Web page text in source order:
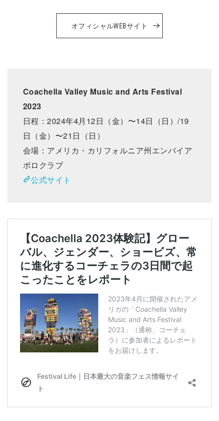
オフィシャルWEBサイト
Coachella Valley Music and Arts Festival
2023
日程：2024年4月12日（金）〜14日（日）/19
日（金）〜21日（日）
会場：アメリカ・カリフォルニア州エンバイア
ポロクラブ
公式サイト